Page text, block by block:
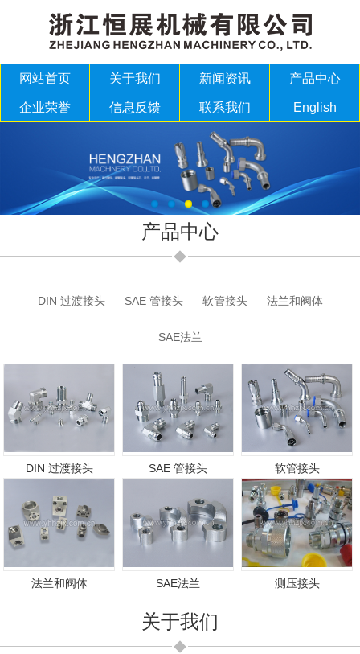
网站首页 关于我们 新闻资讯 产品中心
企业荣誉 信息反馈 联系我们 English
产品中心
DIN 过渡接头 SAE 管接头 软管接头 法兰和阀体
SAE法兰
DIN 过渡接头 SAE 管接头 软管接头
法兰和阀体 SAE法兰 测压接头
关于我们